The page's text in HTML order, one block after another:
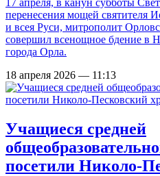
17 апреля, в канун субботы
перенесения мощей святителя
и всея Руси, митрополит
совершил всенощное бдение в
города Орла.
18 апреля 2026 — 11:13
Учащиеся средней
посетили Николо-